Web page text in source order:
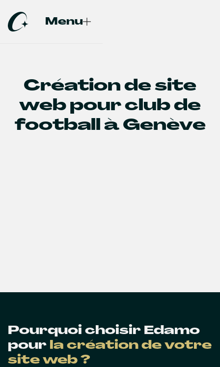
Menu
Création de site
web pour club de
football à Genève
Pourquoi choisir Edamo
pour la création de votre
site web ?